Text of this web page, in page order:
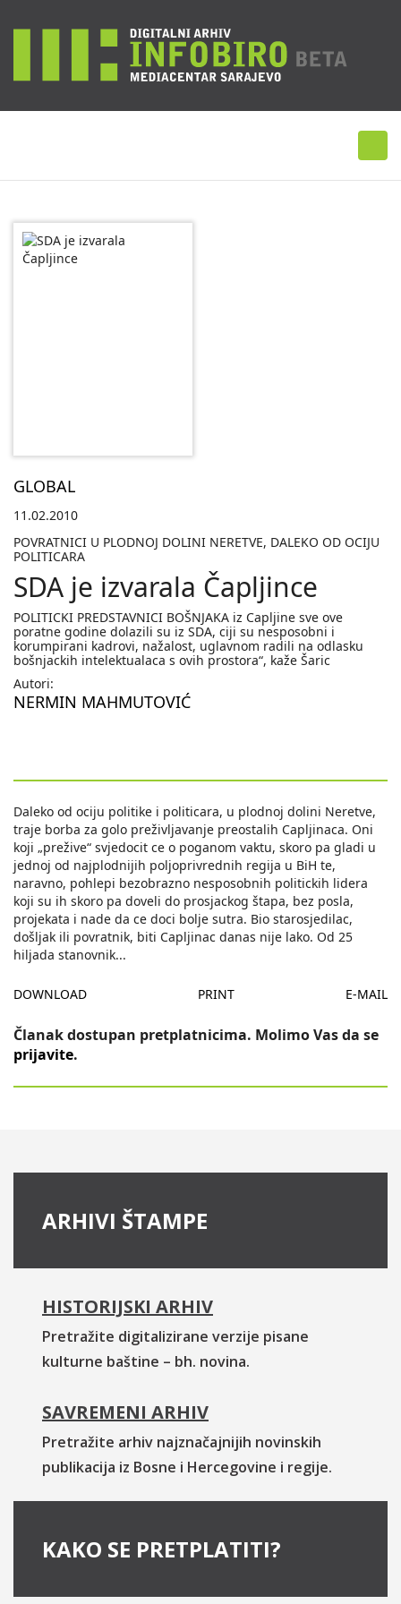
GLOBAL
11.02.2010
POVRATNICI U PLODNOJ DOLINI NERETVE, DALEKO OD OCIJU
POLITICARA
SDA je izvarala Čapljince
POLITICKI PREDSTAVNICI BOŠNJAKA iz Capljine sve ove
poratne godine dolazili su iz SDA, ciji su nesposobni i
korumpirani kadrovi, nažalost, uglavnom radili na odlasku
bošnjackih intelektualaca s ovih prostora“, kaže Šaric
Autori:
NERMIN MAHMUTOVIĆ
Daleko od ociju politike i politicara, u plodnoj dolini Neretve,
traje borba za golo preživljavanje preostalih Capljinaca. Oni
koji „prežive“ svjedocit ce o poganom vaktu, skoro pa gladi u
jednoj od najplodnijih poljoprivrednih regija u BiH te,
naravno, pohlepi bezobrazno nesposobnih politickih lidera
koji su ih skoro pa doveli do prosjackog štapa, bez posla,
projekata i nade da ce doci bolje sutra. Bio starosjedilac,
došljak ili povratnik, biti Capljinac danas nije lako. Od 25
hiljada stanovnik...
DOWNLOAD PRINT E-MAIL
Članak dostupan pretplatnicima. Molimo Vas da se
prijavite.
ARHIVI ŠTAMPE
HISTORIJSKI ARHIV
Pretražite digitalizirane verzije pisane
kulturne baštine – bh. novina.
SAVREMENI ARHIV
Pretražite arhiv najznačajnijih novinskih
publikacija iz Bosne i Hercegovine i regije.
KAKO SE PRETPLATITI?